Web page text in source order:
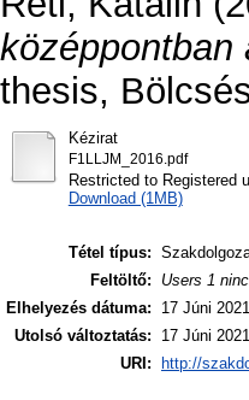
középpontban
thesis,
Kézirat
F1LLJM_2016.pdf
Restricted to Registered
Download (1MB)
Tétel típus:
Feltöltő:
Users 1
Elhelyezés dátuma:
17 Júni
Utolsó változtatás:
17 Júni
URI:
http://